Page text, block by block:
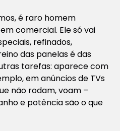
é raro homem
comercial. Ele só vai
refinados,
das panelas é das
tarefas: aparece com
em anúncios de TVs
não rodam, voam –
e potência são o que